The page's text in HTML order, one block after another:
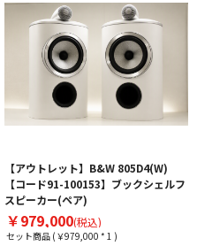
【アウトレット】B&W 805D4(W)
【コード91-100153】ブックシェルフ
スピーカー(ペア)
￥979,000(税込)
セット商品 (￥979,000 * 1 )